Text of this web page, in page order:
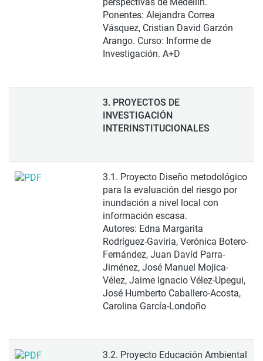
Ponentes: Alejandra Correa
Vásquez, Cristian David Garzón
Arango. Curso: Informe de
Investigación. A+D
3. PROYECTOS DE
INVESTIGACIÓN
INTERINSTITUCIONALES
3.1. Proyecto Diseño metodológico
para la evaluación del riesgo por
inundación a nivel local con
información escasa.
Autores: Edna Margarita
Rodríguez-Gaviria, Verónica Botero-
Fernández, Juan David Parra-
Jiménez, José Manuel Mojica-
Vélez, Jaime Ignacio Vélez-Upegui,
José Humberto Caballero-Acosta,
Carolina García-Londoño
3.2. Proyecto Educación Ambiental